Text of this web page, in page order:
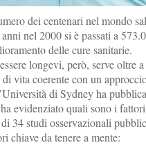
dei centenari nel mondo
anni nel 2000 si è passati a
delle cure sanitarie.
longevi, però, serve oltre
di vita coerente con un
di Sydney ha
evidenziato quali sono i
34 studi osservazionali
chiave da tenere a mente: